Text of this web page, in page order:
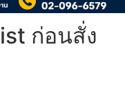
ก่อนสั่ง